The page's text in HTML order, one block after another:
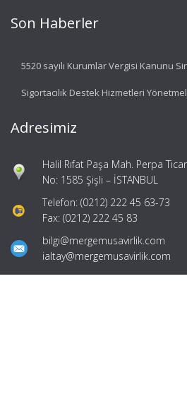
Son Haberler
5520 sayılı Kurumlar Vergisi Kanunu
Sigortacılık Destek Hizmetleri
Adresimiz
Halil Rıfat Paşa Mah. Perpa
No: 1585 Şişli – İSTANBUL
Telefon: (0212) 222 45 63-73
Fax: (0212) 222 45 83
bilgi@mergemusavirlik.com
ialtay@mergemusavirlik.com